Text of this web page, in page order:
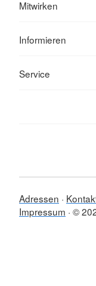
Mitwirken
Informieren
Service
Adressen
Impressum ©